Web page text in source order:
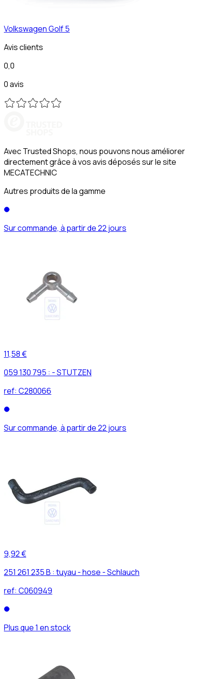
VolkswagenGolf 5
Avis clients
0,0
0 avis
Avec Trusted Shops, nous pouvons nous améliorer
directement grâce à vos avis déposés sur le site
MECATECHNIC
Autres produits de la gamme
Sur commande, à partir de 22 jours
11,58 €
059 130 795 : - STUTZEN
ref: C280066
Sur commande, à partir de 22 jours
9,92 €
251 261 235 B : tuyau - hose - Schlauch
ref: C060949
Plus que 1 en stock